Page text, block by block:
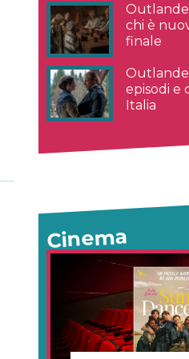
chi è
finale
episodi e
Italia
Cinema